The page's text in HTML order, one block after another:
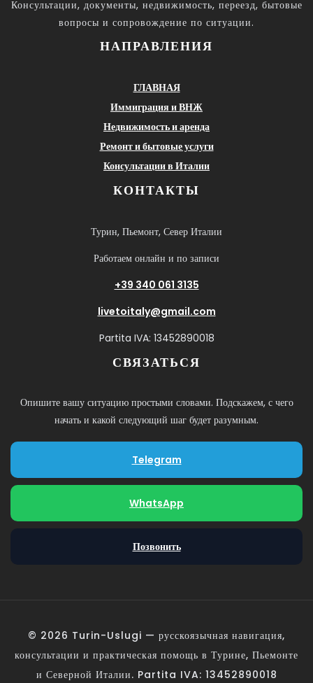
Консультации, документы, недвижимость, переезд, бытовые
вопросы и сопровождение по ситуации.
НАПРАВЛЕНИЯ
ГЛАВНАЯ
Иммиграция и ВНЖ
Недвижимость и аренда
Ремонт и бытовые услуги
Консультации в Италии
КОНТАКТЫ
Турин, Пьемонт, Север Италии
Работаем онлайн и по записи
+39 340 061 3135
livetoitaly@gmail.com
Partita IVA: 13452890018
СВЯЗАТЬСЯ
Опишите вашу ситуацию простыми словами. Подскажем, с чего
начать и какой следующий шаг будет разумным.
Telegram
WhatsApp
Позвонить
© 2026 Turin-Uslugi — русскоязычная навигация,
консультации и практическая помощь в Турине, Пьемонте
и Северной Италии. Partita IVA: 13452890018